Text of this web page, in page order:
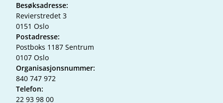
Besøksadresse:
Revierstredet 3
0151 Oslo
Postadresse:
Postboks 1187 Sentrum
0107 Oslo
Organisasjonsnummer:
840 747 972
Telefon:
22 93 98 00